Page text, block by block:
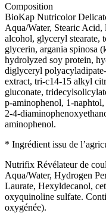
Composition
BioKap Nutricolor
Aqua/Water, Stearic Acid,
alcohol, glyceryl stearate,
glycerin, argania spinosa
hydrolyzed soy protein,
diglyceryl
extract, tri-c14-15 alkyl
gluconate,
p-aminophenol, 1-
2-4-
aminophenol.
* Ingrédient issu de
Nutrifix Révélateur de
Aqua/Water, Hydrogen
Laurate, Hexyldecanol,
oxyquinoline sulfate.
oxygénée).